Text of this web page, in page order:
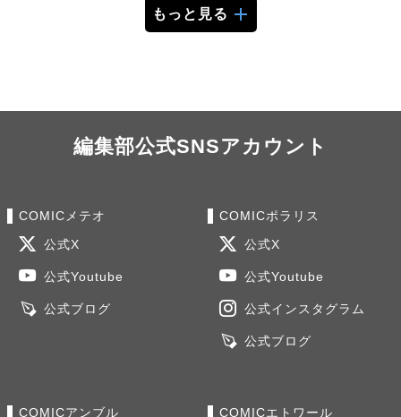
もっと見る
編集部公式SNSアカウント
COMICメテオ
公式X
公式Youtube
公式ブログ
COMICポラリス
公式X
公式Youtube
公式インスタグラム
公式ブログ
COMICアンブル COMICエトワール